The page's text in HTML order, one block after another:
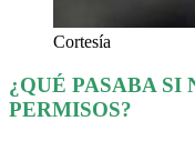
Cortesía
¿QUÉ PASABA SI
PERMISOS?